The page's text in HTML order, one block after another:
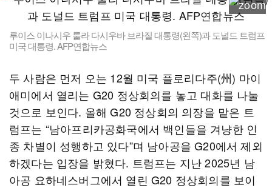
루이스 이나시우 룰라 다시우바 브라질 대통령(왼쪽)과 도널드 트럼프
미국 대통령. AFP연합뉴스
두 사람은 먼저 오는 12월 미국 플로리다주(州) 마이
애미에서 열리는 G20 정상회의를 놓고 대화를 나눌
것으로 보인다. 올해 G20 정상회의 의장을 맡은 트
럼프는 “남아프리카공화국에서 백인들을 겨냥한 인
종 차별이 성행하고 있다”며 남아공을 G20에서 제외
하겠다는 입장을 밝혔다. 트럼프는 지난 2025년 남
아공 요하네스버그에서 열린 G20 정상회의를 보이